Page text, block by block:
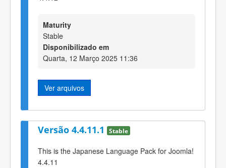
Maturity
Stable
Disponibilizado em
Quarta, 12 Março 2025 11:36
Ver arquivos
Versão 4.4.11.1 Stable
This is the Japanese Language Pack for Joomla!
4.4.11